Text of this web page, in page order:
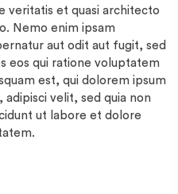
veritatis et quasi architecto
Nemo enim ipsam
aut odit aut fugit, sed
eos qui ratione voluptatem
est, qui dolorem ipsum
velit, sed quia non
ut labore et dolore